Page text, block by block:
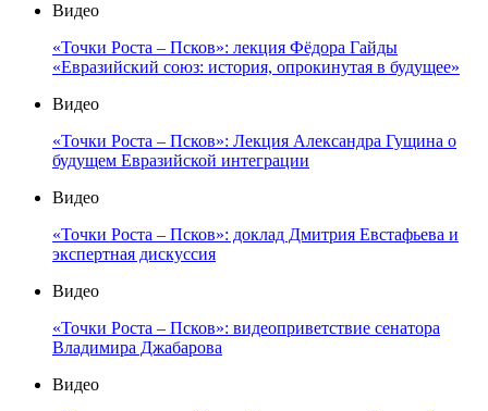
Видео
«Точки Роста – Псков»: лекция Фёдора Гайды
«Евразийский союз: история, опрокинутая в будущее»
Видео
«Точки Роста – Псков»: Лекция Александра Гущина о
будущем Евразийской интеграции
Видео
«Точки Роста – Псков»: доклад Дмитрия Евстафьева и
экспертная дискуссия
Видео
«Точки Роста – Псков»: видеоприветствие сенатора
Владимира Джабарова
Видео